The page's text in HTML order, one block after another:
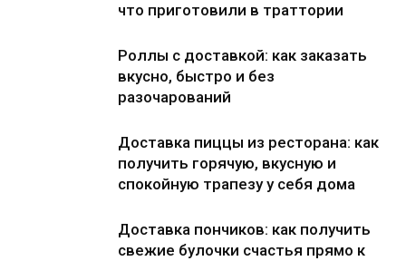
что приготовили в траттории
Роллы с доставкой: как заказать
вкусно, быстро и без
разочарований
Доставка пиццы из ресторана: как
получить горячую, вкусную и
спокойную трапезу у себя дома
Доставка пончиков: как получить
свежие булочки счастья прямо к